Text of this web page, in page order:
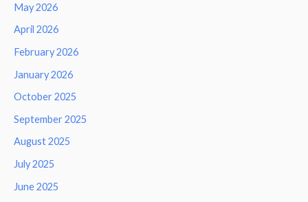
May 2026
April 2026
February 2026
January 2026
October 2025
September 2025
August 2025
July 2025
June 2025